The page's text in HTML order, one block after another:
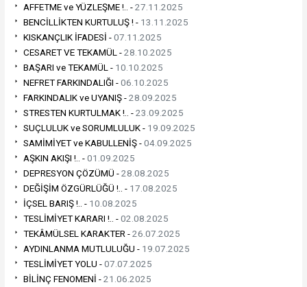
AFFETME ve YÜZLEŞME !.. -27.11.2025
BENCİLLİKTEN KURTULUŞ ! - 13.11.2025
KISKANÇLIK İFADESİ -07.11.2025
CESARET VE TEKAMÜL -28.10.2025
BAŞARI ve TEKAMÜL - 10.10.2025
NEFRET FARKINDALIĞI -06.10.2025
FARKINDALIK ve UYANIŞ -28.09.2025
STRESTEN KURTULMAK !.. -23.09.2025
SUÇLULUK ve SORUMLULUK - 19.09.2025
SAMİMİYET ve KABULLENİŞ -04.09.2025
AŞKIN AKIŞI !.. -01.09.2025
DEPRESYON ÇÖZÜMÜ -28.08.2025
DEĞİŞİM ÖZGÜRLÜĞÜ !.. - 17.08.2025
İÇSEL BARIŞ !.. - 10.08.2025
TESLİMİYET KARARI !.. -02.08.2025
TEKÂMÜLSEL KARAKTER -26.07.2025
AYDINLANMA MUTLULUĞU - 19.07.2025
TESLİMİYET YOLU -07.07.2025
BİLİNÇ FENOMENİ -21.06.2025